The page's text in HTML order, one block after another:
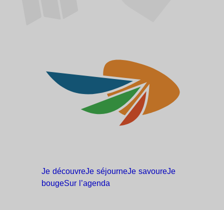
Je découvreJe séjourneJe savoureJe
bougeSur l’agenda